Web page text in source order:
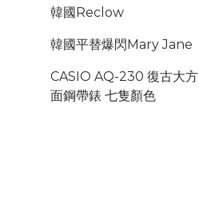
韓國Reclow
韓國平替爆閃Mary Jane
CASIO AQ-230 復古大方
面鋼帶錶 七隻顏色